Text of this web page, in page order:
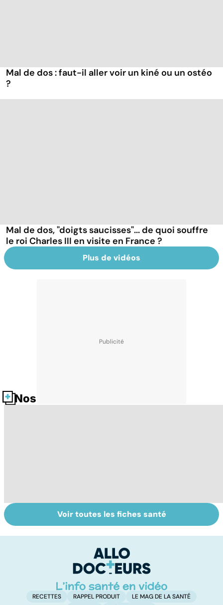
Mal de dos : faut-il aller voir un kiné ou un ostéo
?
Mal de dos, "doigts saucisses"... de quoi souffre
le roi Charles III en visite en France ?
Plus de vidéos
Nos fiches santé
Comment
faciliter la
Mal de dos :
quand les
mêlent
Voir toutes les fiches santé
RECETTES RAPPEL PRODUIT
LE MAG DE LA SANTÉ